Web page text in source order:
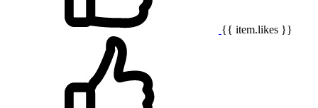
{{ item.likes }}